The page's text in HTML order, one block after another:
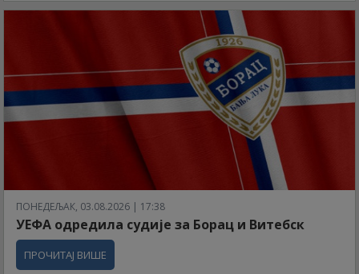
ПОНЕДЕЉАК, 03.08.2026 | 17:38
УЕФА одредила судије за Борац и Витебск
ПРОЧИТАЈ ВИШЕ